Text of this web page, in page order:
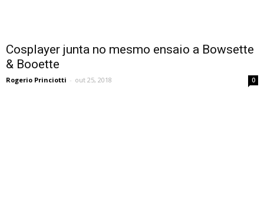
Cosplayer junta no mesmo ensaio a Bowsette
& Booette
Rogerio Princiotti - out 25, 2018 0